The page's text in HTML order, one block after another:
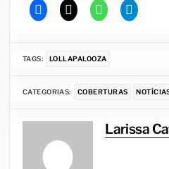
TAGS: LOLLAPALOOZA
CATEGORIAS: COBERTURAS
Larissa